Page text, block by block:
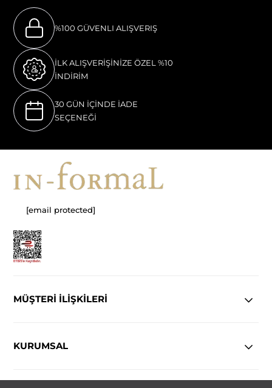
%100 GÜVENLI ALIŞVERIŞ
İLK ALIŞVERİŞİNİZE ÖZEL %10
İNDİRİM
30 GÜN İÇİNDE İADE
SEÇENEĞİ
[email protected]
MÜŞTERİ İLİŞKİLERİ
KURUMSAL